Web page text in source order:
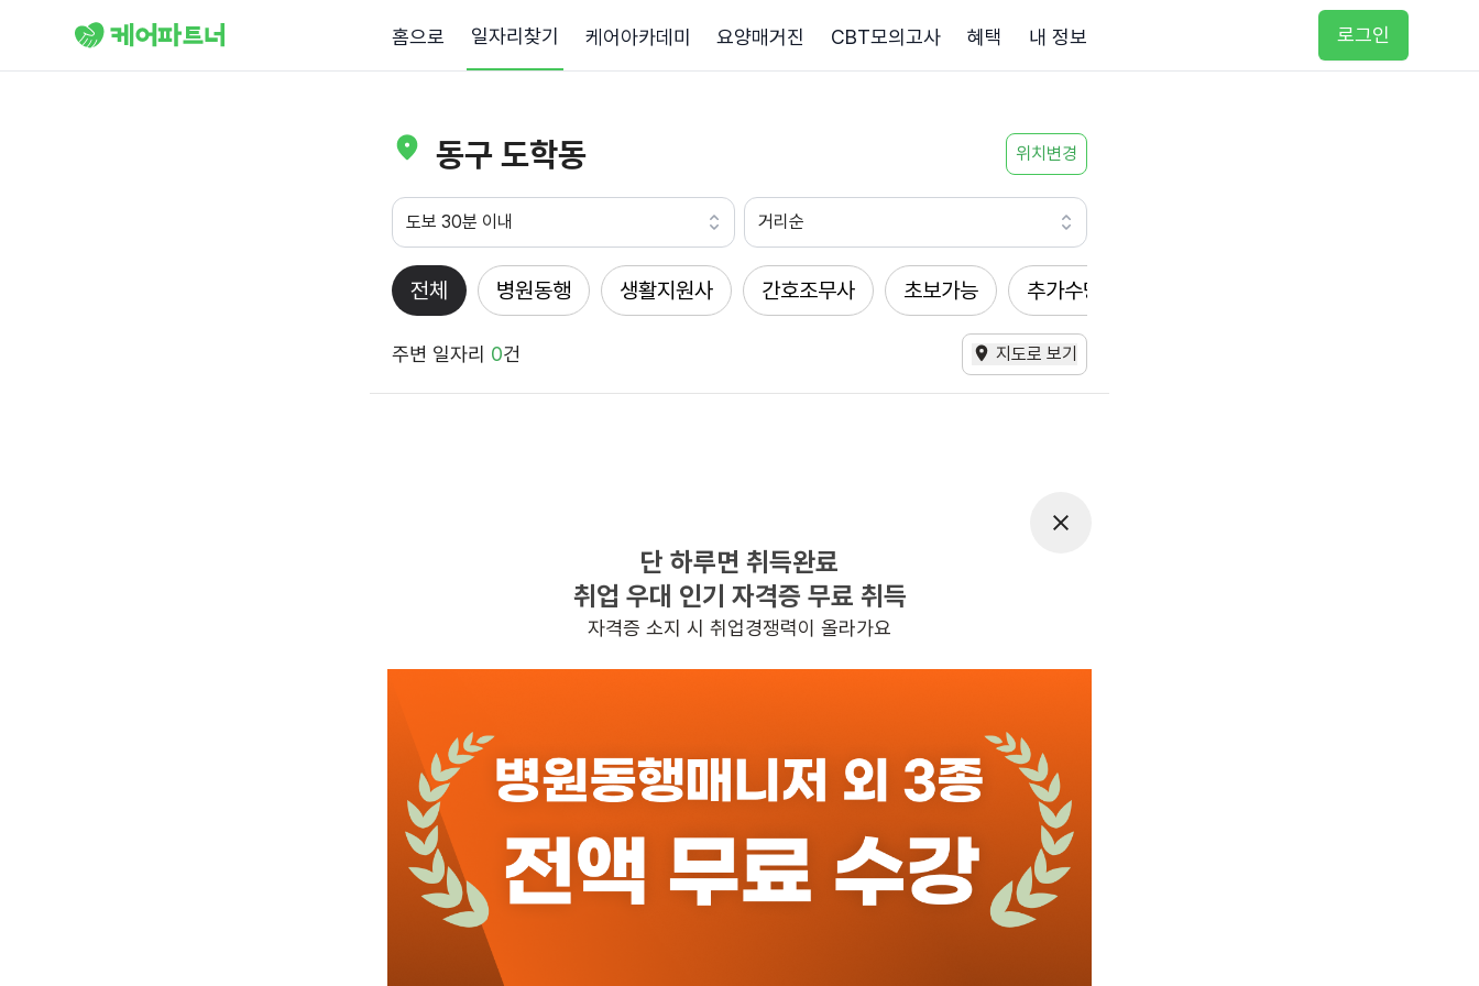
홈으로 일자리찾기 케어아카데미 요양매거진 CBT모의고사 혜택 내 정보 로그인
동구 도학동 위치변경
도보 30분 이내 거리순
전체 병원동행 생활지원사 간호조무사 초보가능 추가수당
주변 일자리 0건 지도로 보기
찾으시는 조건의 일자리가 없습니다
더욱더 노력하는 케어파트너가 되겠습니다.
단 하루면 취득완료
취업 우대 인기 자격증 무료 취득
자격증 소지 시 취업경쟁력이 올라가요